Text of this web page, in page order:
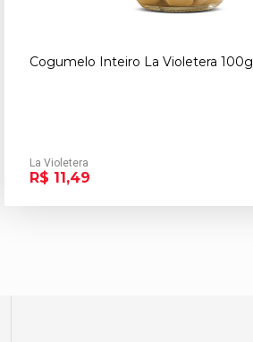
Cogumelo Inteiro La Violetera 100g
La Violetera
R$ 11,49